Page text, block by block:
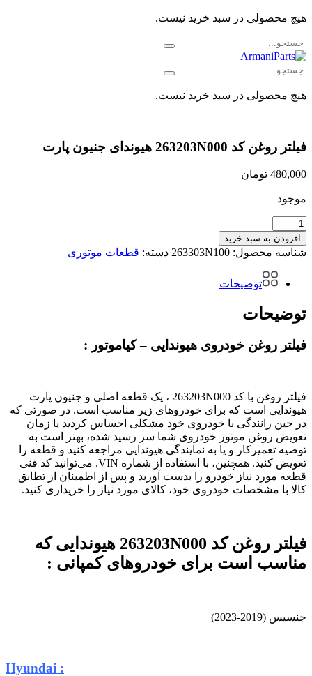
هیچ محصولی در سبد خرید نیست.
هیچ محصولی در سبد خرید نیست.
فیلتر روغن کد 263203N000 هیوندای جنیون پارت
480,000 تومان
موجود
فیلتر
روغن
کد
هیوندای
جنیون
عدد
افزودن به سبد خرید
شناسه محصول: 263303N100 دسته: قطعات موتوری
توضیحات
توضیحات
فیلتر روغن خودروی هیوندایی – کیاموتور :
فیلتر روغن با کد 263203N000 ، یک قطعه اصلی و جنیون پارت
هیوندایی است که برای خودروهای زیر مناسب است. در صورتی که
در حین رانندگی با خودروی خود مشکلی احساس کردید یا زمان
تعویض روغن موتور خودروی شما سر رسید شده، بهتر است به
توصیه تعمیرکار و یا به نمایندگی هیوندایی مراجعه کنید و قطعه را
تعویض کنید. همچنین، با استفاده از شماره VIN. می‌توانید کد فنی
قطعه مورد نیاز خودرو را بدست آورید و پس از اطمینان از تطابق
کالا با مشخصات خودروی خود، کالای مورد نیاز را خریداری کنید.
فیلتر روغن کد 263203N000 هیوندایی که
مناسب است برای خودروهای کمپانی :
جنسیس (2019-2023)
: Hyundai